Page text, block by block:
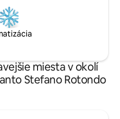
miesta v okolí
Stefano Rotondo